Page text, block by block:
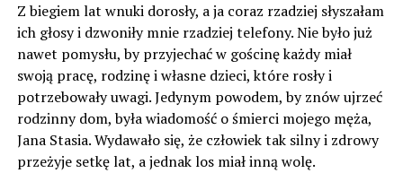
Z biegiem lat wnuki dorosły, a ja coraz rzadziej słyszałam
ich głosy i dzwoniły mnie rzadziej telefony. Nie było już
nawet pomysłu, by przyjechać w gościnę każdy miał
swoją pracę, rodzinę i własne dzieci, które rosły i
potrzebowały uwagi. Jedynym powodem, by znów ujrzeć
rodzinny dom, była wiadomość o śmierci mojego męża,
Jana Stasia. Wydawało się, że człowiek tak silny i zdrowy
przeżyje setkę lat, a jednak los miał inną wolę.